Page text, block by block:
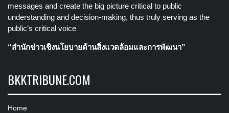
messages and create the big picture critical to public
understanding and decision-making, thus truly serving as the
public’s critical voice
“สำนักข่าวเชิงนโยบายด้านสิ่งแวดล้อมและการพัฒนา”
BKKTRIBUNE.COM
Home